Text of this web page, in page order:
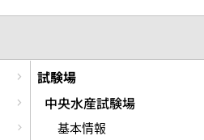
試験場
中央水産試験場
基本情報